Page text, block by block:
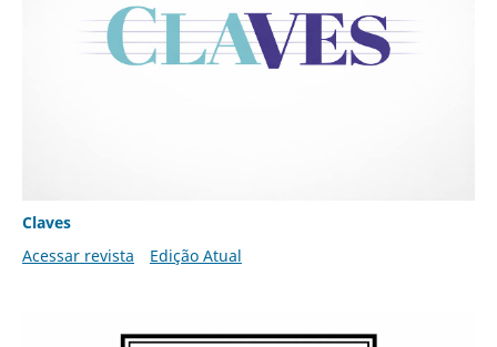
Claves
Acessar revista
Edição Atual